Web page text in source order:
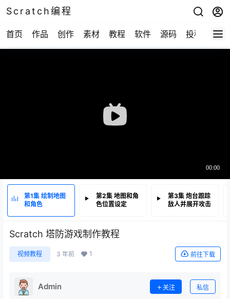
Scratch编程
首页 作品 创作 素材 教程 软件 源码 投稿 关于
第1集 绘制地图
和角色
第2集 地图和角
色位置设定
第3集 炮台跟踪
敌人并展开攻击
Scratch 塔防游戏制作教程
视频教程 3 年前 1 前往下载
Admin 关注 私信